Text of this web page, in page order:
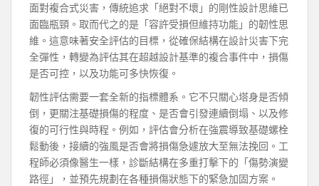
面對複合式災害，傳統追求「絕對不壞」的剛性設計思維已
面臨瓶頸。取而代之的是「容許受損但維持功能」的韌性思
維。這意味著安全評估的目標，從確保結構在設計災害下完
全彈性，轉變為評估其在超越設計基準的複合事件中，損傷
是否可控，以及功能可多快恢復。
韌性評估需要一套全新的指標體系。它不只關心塔身是否傾
倒，更關注基礎損傷的程度、是否會引發連續倒塌、以及修
復的可行性與時程。例如，評估會分析在強震導致基礎螺栓
鬆動後，接續的強風是否會將損傷急遽放大至無法挽回。工
程師必須像醫生一樣，診斷結構在多重打擊下的「傷勢演變
路徑」，並預先規劃在各種損傷狀態下的緊急加固方案。